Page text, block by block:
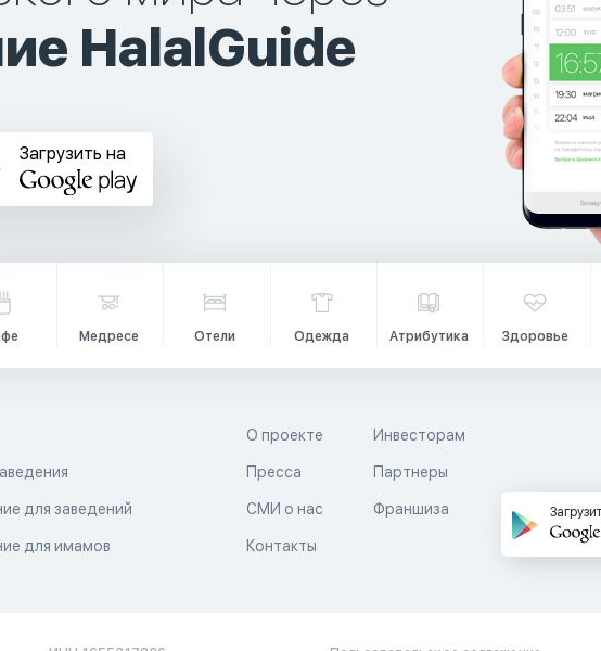
HalalGuide
Загрузить на
Медресе Отели Одежда Атрибутика Здоровье
для заведений
для имамов
О проекте
Пресса
СМИ о нас
Контакты
Инвесторам
Партнеры
Франшиза